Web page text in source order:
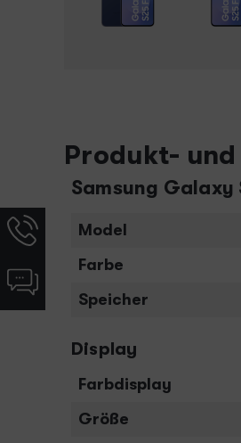
Produkt-
Samsung Galaxy
Model
Farbe
Speicher
Display
Farbdisplay
Größe
Hotline-
Informationen
angezeigt
Chat-
Informationen
werden